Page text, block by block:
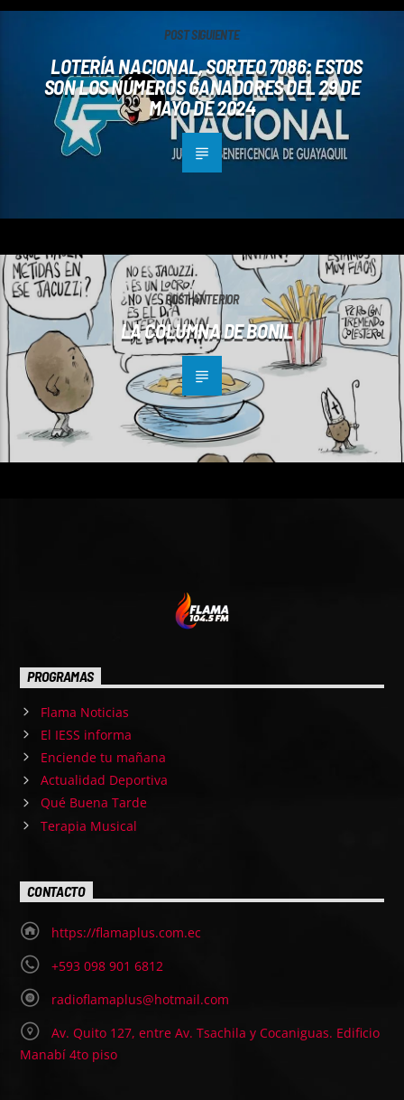
POST SIGUIENTE
LOTERÍA NACIONAL, SORTEO 7086: ESTOS
SON LOS NÚMEROS GANADORES DEL 29 DE
MAYO DE 2024
POST ANTERIOR
LA COLUMNA DE BONIL
PROGRAMAS
Flama Noticias
El IESS informa
Enciende tu mañana
Actualidad Deportiva
Qué Buena Tarde
Terapia Musical
CONTACTO
https://flamaplus.com.ec
+593 098 901 6812
radioflamaplus@hotmail.com
Av. Quito 127, entre Av. Tsachila y Cocaniguas. Edificio
Manabí 4to piso